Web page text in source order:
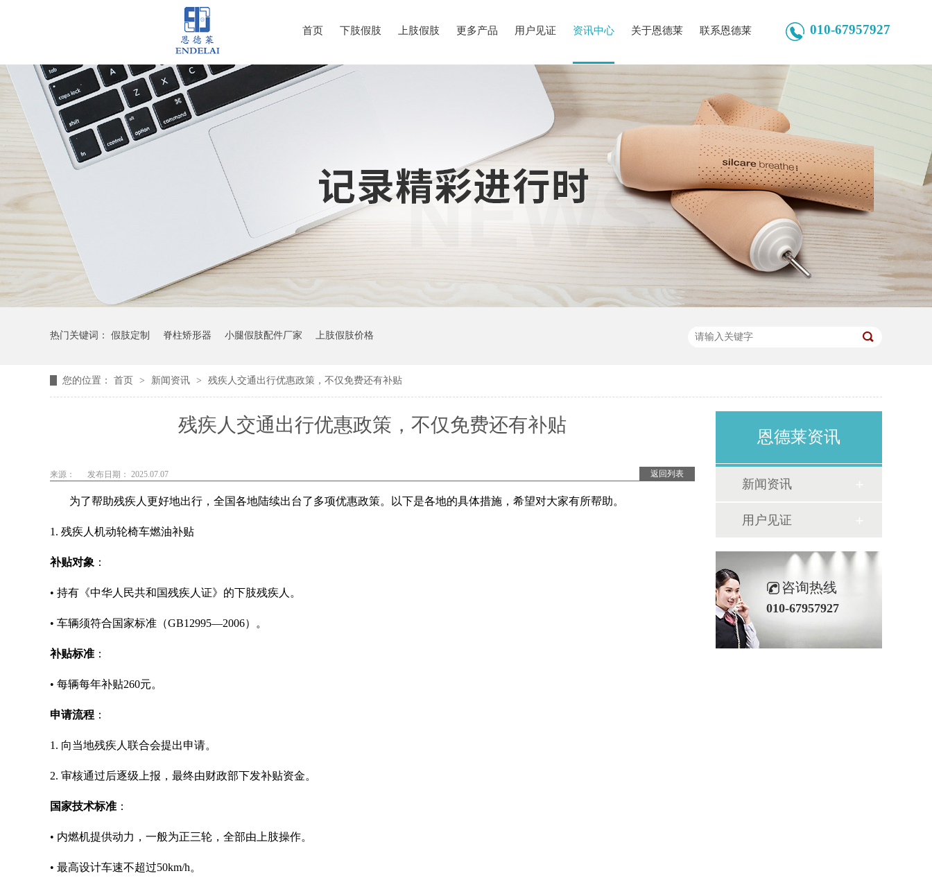
首页 下肢假肢 上肢假肢 更多产品 用户见证 资讯中心 关于恩德莱 联系恩德莱 010-67957927
热门关键词： 假肢定制 脊柱矫形器 小腿假肢配件厂家 上肢假肢价格
您的位置： 首页 > 新闻资讯 > 残疾人交通出行优惠政策，不仅免费还有补贴
残疾人交通出行优惠政策，不仅免费还有补贴
返回列表
来源： 发布日期： 2025.07.07
为了帮助残疾人更好地出行，全国各地陆续出台了多项优惠政策。以下是各地的具体措施，希望对大家有所帮助。
1. 残疾人机动轮椅车燃油补贴
补贴对象 ：
• 持有《中华人民共和国残疾人证》的下肢残疾人。
• 车辆须符合国家标准（GB12995—2006）。
补贴标准 ：
• 每辆每年补贴260元。
申请流程 ：
1. 向当地残疾人联合会提出申请。
2. 审核通过后逐级上报，最终由财政部下发补贴资金。
国家技术标准 ：
• 内燃机提供动力，一般为正三轮，全部由上肢操作。
• 最高设计车速不超过50km/h。
恩德莱资讯
新闻资讯
用户见证
咨询热线
010-67957927